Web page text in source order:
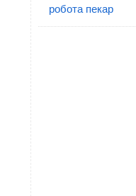
робота пекар